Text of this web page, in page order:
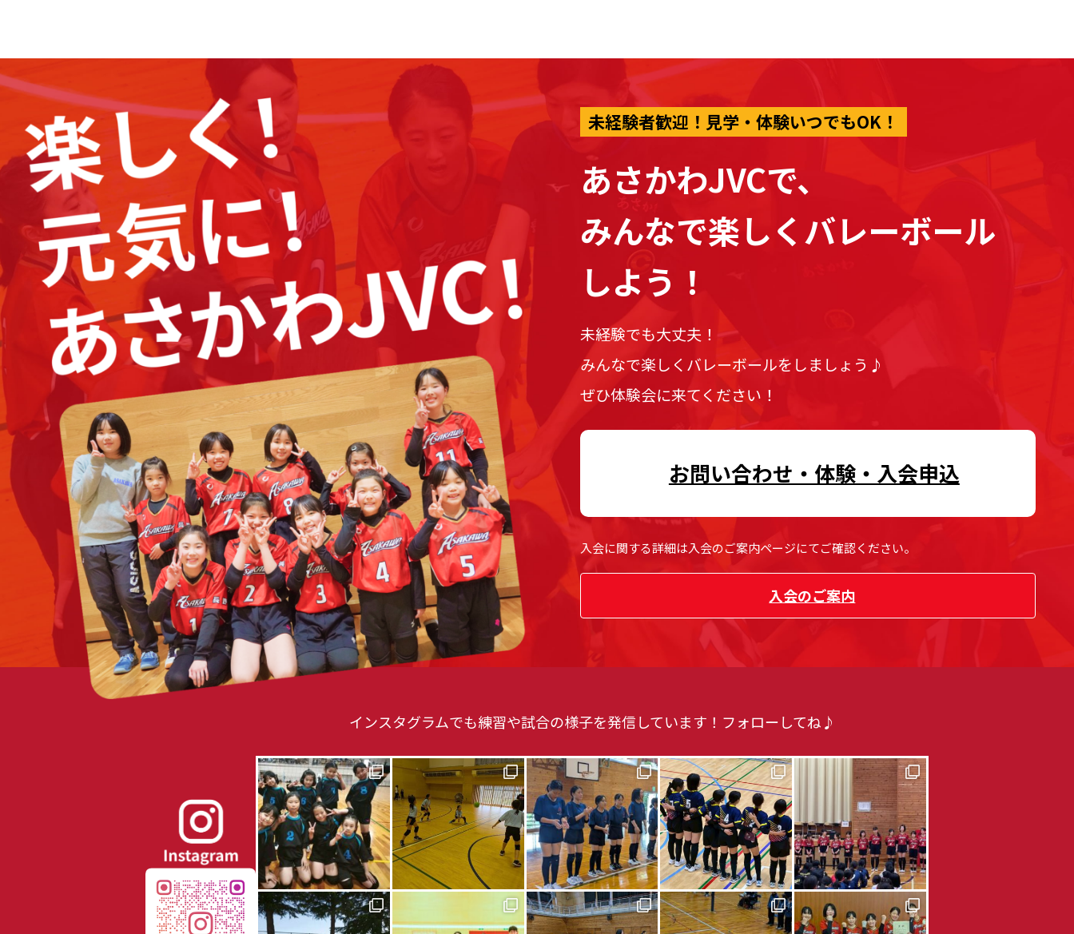
未経験者歓迎！見学・体験いつでもOK！
あさかわJVCで、
みんなで楽しくバレーボール
しよう！
未経験でも大丈夫！
みんなで楽しくバレーボールをしましょう♪
ぜひ体験会に来てください！
お問い合わせ・体験・入会申込
入会に関する詳細は入会のご案内ページにてご確認ください。
入会のご案内
インスタグラムでも練習や試合の様子を発信しています！フォローしてね♪